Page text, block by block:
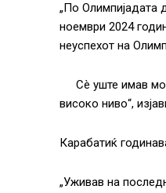
„По Олимпијадата
ноември 2024
неуспехот на
Сè уште имав
високо ниво“,
Карабатиќ
„Уживав на